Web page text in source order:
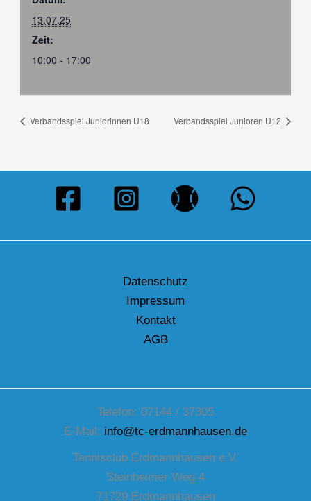
13.07.25
Zeit:
10:00 - 17:00
Verbandsspiel Juniorinnen U18 Verbandsspiel Junioren U12
Datenschutz
Impressum
Kontakt
AGB
Telefon: 07144 / 37305
E-Mail: info@tc-erdmannhausen.de
Tennisclub Erdmannhausen e.V.
Steinheimer Weg 4
71729 Erdmannhausen